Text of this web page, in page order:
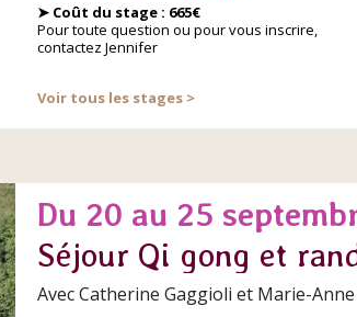
➤ Coût du stage : 665€
Pour toute question ou pour vous inscrire,
contactez Jennifer
Voir tous les stages >
Du 20 au 25
Séjour Qi gong et
Avec Catherine Gaggioli et Marie-Anne